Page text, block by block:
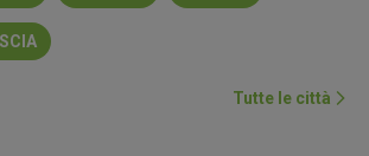
Tutte le città